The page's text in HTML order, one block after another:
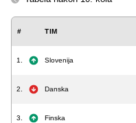
# TIM
1. Slovenija
2. Danska
3. Finska